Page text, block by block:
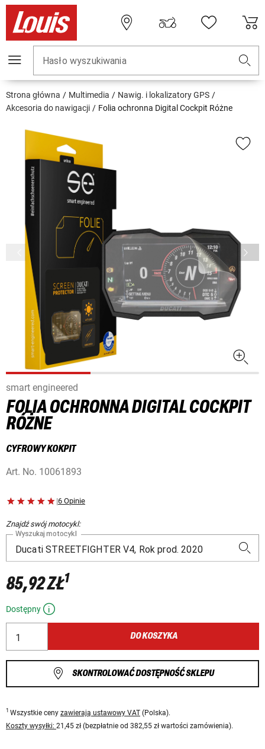
Hasło wyszukiwania
Strona główna Multimedia
Nawig. i lokalizatory GPS
Akcesoria do nawigacji
Folia ochronna Digital Cockpit Różne
smart engineered
FOLIA OCHRONNA DIGITAL COCKPIT
RÓŻNE
CYFROWY KOKPIT
Art. No. 10061893
|6 Opinie
Znajdź swój motocykl:
Wyszukaj motocykl
85,92 ZŁ1
Dostępny
DO KOSZYKA
SKONTROLOWAĆ DOSTĘPNOŚĆ SKLEPU
1 Wszystkie ceny zawierają ustawowy VAT (Polska).
Koszty wysyłki: 21,45 zł (bezpłatnie od 382,55 zł wartości zamówienia).